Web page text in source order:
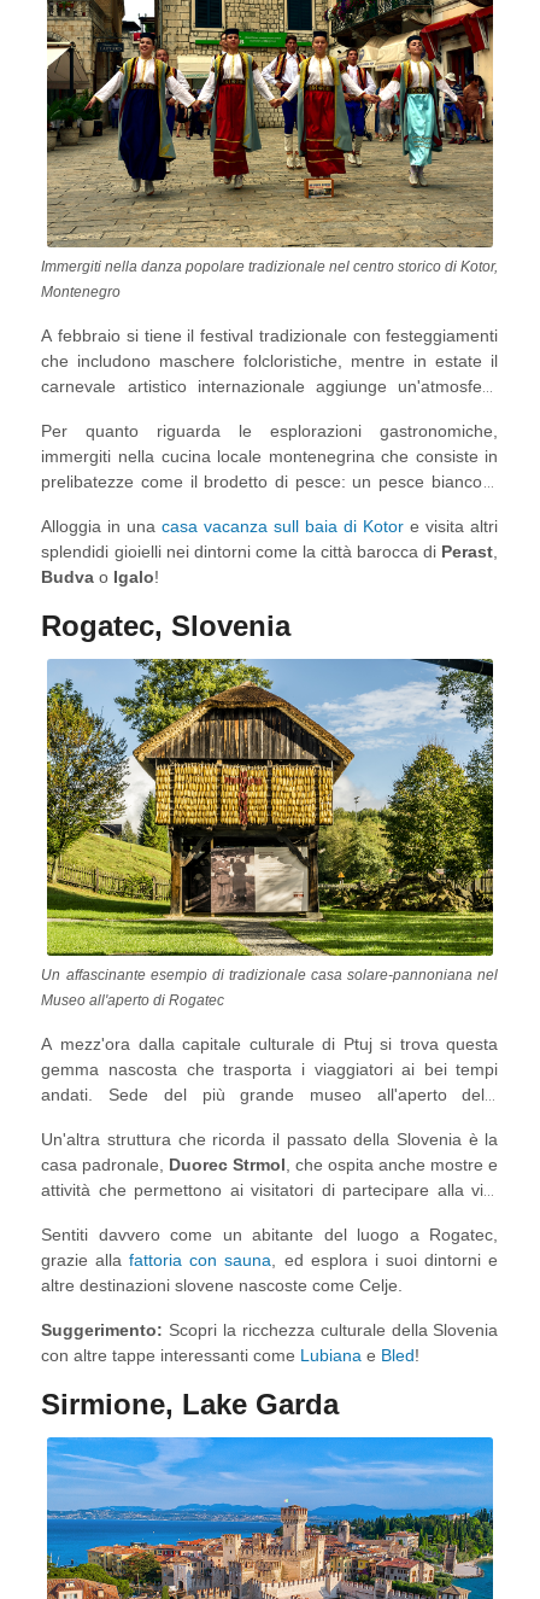
Montenegro nei mesi di febbraio, luglio e agosto.
Immergiti nella danza popolare tradizionale nel centro storico di Kotor,
Montenegro
A febbraio si tiene il festival tradizionale con festeggiamenti
che includono maschere folcloristiche, mentre in estate il
carnevale artistico internazionale aggiunge un'atmosfera
programmi e artisti internazionali, ilFestival
internazionale KotorArt Festivalche ha luogo in estate
mette in risalto la cultura di Kotor e comprende varie
Festival e ilKotor Children Festival.
Per quanto riguarda le esplorazioni gastronomiche,
immergiti nella cucina locale montenegrina che consiste in
prelibatezze come il brodetto di pesce: un pesce bianco e
e patate, o il polpo arrosto, il risotto nero, le vongole e i
gamberi. Non dimenticare di completare il tutto con il
tradizionale vino Vranac!
Alloggia in unacasa vacanza sull baia di Kotor e visita altri
splendidi gioielli nei dintorni come la città barocca di Perast
Budvao Igalo!
Rogatec, Slovenia
Un affascinante esempio di tradizionale casa solare-pannoniana nel
Museo all'aperto di Rogatec
A mezz'ora dalla capitale culturale di Ptuj si trova questa
gemma nascosta che trasporta i viaggiatori ai bei tempi
andati. Sede del più grande museo all'aperto della
sua autenticità. La piccola città offre un'esperienza
immersiva unica nel suo genere alMuzej na Prostenm
Rogatec, dove la vita come la conoscevano i nostri
laboratori come "Il pane che faceva mia nonna".
Un'altra struttura che ricorda il passato della Slovenia è la
casa padronale, Duorec Strmol , che ospita anche mostre e
attività che permettono ai visitatori di partecipare alla vita
Sentiti davvero come un abitante del luogo a Rogatec,
grazie allafattoria con sauna , ed esplora i suoi dintorni e
altre destinazioni slovene nascoste come Celje.
Suggerimento: Scopri la ricchezza culturale della Slovenia
con altre tappe interessanti come Lubianae Bled!
Sirmione, Lake Garda